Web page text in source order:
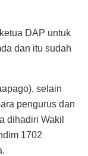
DAP untuk
dan itu sudah
selain
pengurus dan
dihadiri Wakil
1702